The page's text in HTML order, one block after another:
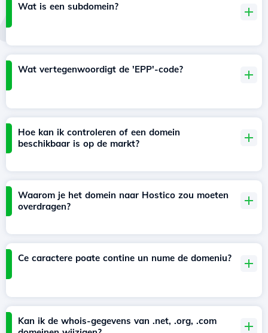
Wat is een subdomein?
Wat vertegenwoordigt de 'EPP'-code?
Hoe kan ik controleren of een domein
beschikbaar is op de markt?
Waarom je het domein naar Hostico zou moeten
overdragen?
Ce caractere poate contine un nume de domeniu?
Kan ik de whois-gegevens van .net, .org, .com